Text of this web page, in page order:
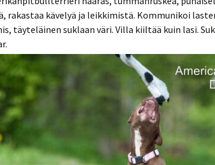
rakastaa kävelyä ja leikkimistä. Kommunikoi
täyteläinen suklaan väri. Villa kiiltää kuin lasi.